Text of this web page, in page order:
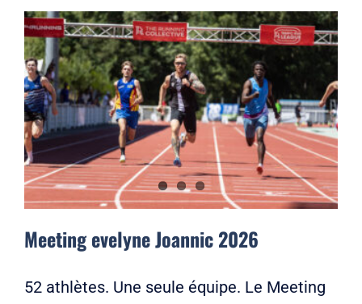
Meeting evelyne Joannic 2026
52 athlètes. Une seule équipe. Le Meeting